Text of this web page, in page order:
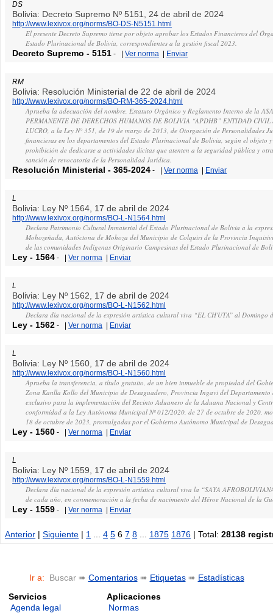
DS
Bolivia: Decreto Supremo Nº 5151, 24 de abril de 2024
http://www.lexivox.org/norms/BO-DS-N5151.html
El presente Decreto Supremo tiene por objeto aprobar los Estados Financieros del
Estado Plurinacional de Bolivia, correspondientes a la gestión fiscal 2023.
Decreto Supremo -5151 - |Ver norma | Enviar
RM
Bolivia: Resolución Ministerial de 22 de abril de 2024
http://www.lexivox.org/norms/BO-RM-365-2024.html
Aprueba la adecuación del nombre, Estatuto Orgánico y Reglamento Interno de la
PERMANENTE DE DERECHOS HUMANOS DE BOLIVIA “APDHB” ENTIDAD CIVIL
LUCRO, a la Ley N° 351, de 19 de marzo de 2013, de Otorgación de Personalidades
financieras en los departamentos del Estado Plurinacional de Bolivia, según el objeto
prohibición de dedicarse a actividades ilícitas que atenten a la seguridad pública y
sanción de revocatoria de la Personalidad Jurídica.
Resolución Ministerial -365-2024 - |Ver norma | Enviar
L
Bolivia: Ley Nº 1564, 17 de abril de 2024
http://www.lexivox.org/norms/BO-L-N1564.html
Declara Patrimonio Cultural Inmaterial del Estado Plurinacional de Bolivia a la
Mohozeñada, Autóctona de Mohoza del Municipio de Colquiri de la Provincia
de las comunidades Indígenas Originario Campesinas del Estado Plurinacional de
Ley - 1564 - |Ver norma | Enviar
L
Bolivia: Ley Nº 1562, 17 de abril de 2024
http://www.lexivox.org/norms/BO-L-N1562.html
Declara día nacional de la expresión artística cultural viva “EL CH'UTA” al Domingo
Ley - 1562 - |Ver norma | Enviar
L
Bolivia: Ley Nº 1560, 17 de abril de 2024
http://www.lexivox.org/norms/BO-L-N1560.html
Aprueba la transferencia, a título gratuito, de un bien inmueble de propiedad del
Zona Kanlla Kollo del Municipio de Desaguadero, Provincia Ingavi del
exclusivo para la implementación del Recinto Aduanero de la Aduana Nacional y
conformidad a la Ley Autónoma Municipal Nº 012/2020, de 27 de octubre de 2020,
18 de octubre de 2023, promulgadas por el Gobierno Autónomo Municipal de
Ley - 1560 - |Ver norma | Enviar
L
Bolivia: Ley Nº 1559, 17 de abril de 2024
http://www.lexivox.org/norms/BO-L-N1559.html
Declara día nacional de la expresión artística cultural viva la “SAYA
de cada año, en conmemoración a la fecha de nacimiento del Héroe Nacional de la
Ley - 1559 - |Ver norma | Enviar
Anterior |Siguiente | 1 ...4 5 67 8 1875 1876 | Total:28138
Ir a: Buscar ➠ Comentarios➠ Etiquetas➠ Estadísticas
Servicios
Agenda legal
Aplicaciones
Normas